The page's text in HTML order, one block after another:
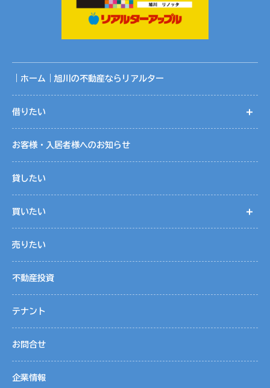
｜ホーム｜旭川の不動産ならリアルター
借りたい
お客様・入居者様へのお知らせ
貸したい
買いたい
売りたい
不動産投資
テナント
お問合せ
企業情報